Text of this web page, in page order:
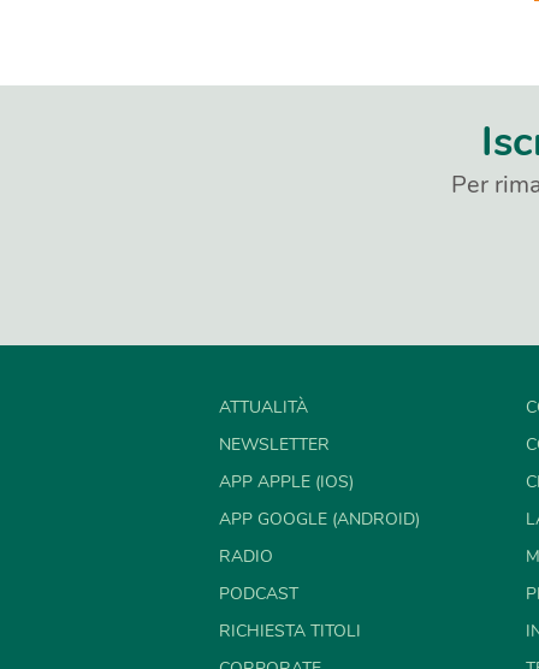
Per
ATTUALITÀ
NEWSLETTER
APP APPLE (IOS)
APP GOOGLE (ANDROID)
RADIO
PODCAST
RICHIESTA TITOLI